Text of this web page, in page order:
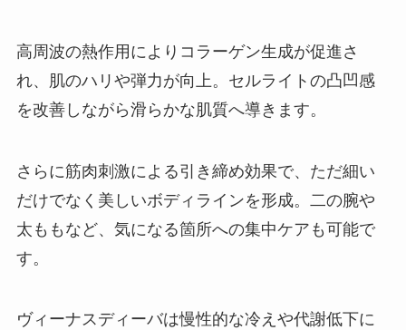
高周波の熱作用によりコラーゲン生成が促進さ
れ、肌のハリや弾力が向上。セルライトの凸凹感
を改善しながら滑らかな肌質へ導きます。
さらに筋肉刺激による引き締め効果で、ただ細い
だけでなく美しいボディラインを形成。二の腕や
太ももなど、気になる箇所への集中ケアも可能で
す。
ヴィーナスディーバは慢性的な冷えや代謝低下に